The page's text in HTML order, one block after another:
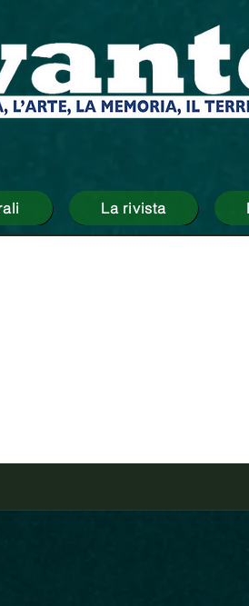
La rivista